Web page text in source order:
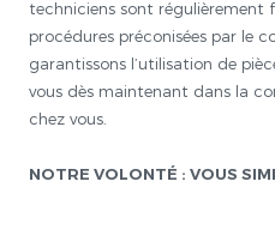
techniciens sont régulièrement
procédures préconisées par le
garantissons l’utilisation de
vous dès maintenant dans la
chez vous.
NOTRE VOLONTÉ : VOUS